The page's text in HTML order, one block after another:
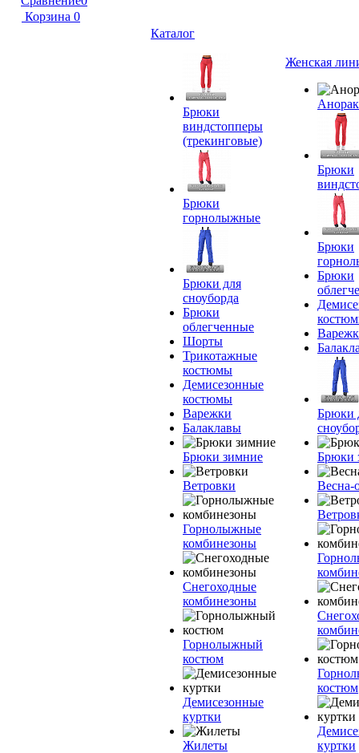
Корзина 0
Каталог
Брюки
виндстопперы
(трекинговые)
Брюки
горнолыжные
Брюки для
сноуборда
Брюки
облегченные
Шорты
Трикотажные
костюмы
Демисезонные
костюмы
Варежки
Балаклавы
Брюки зимние
Ветровки
Горнолыжные
комбинезоны
Снегоходные
комбинезоны
Горнолыжный
костюм
Демисезонные
куртки
Жилеты
Женская
Брюки
Брюки
Брюки
Брюки
Брюки
Весна-
костюм
куртки